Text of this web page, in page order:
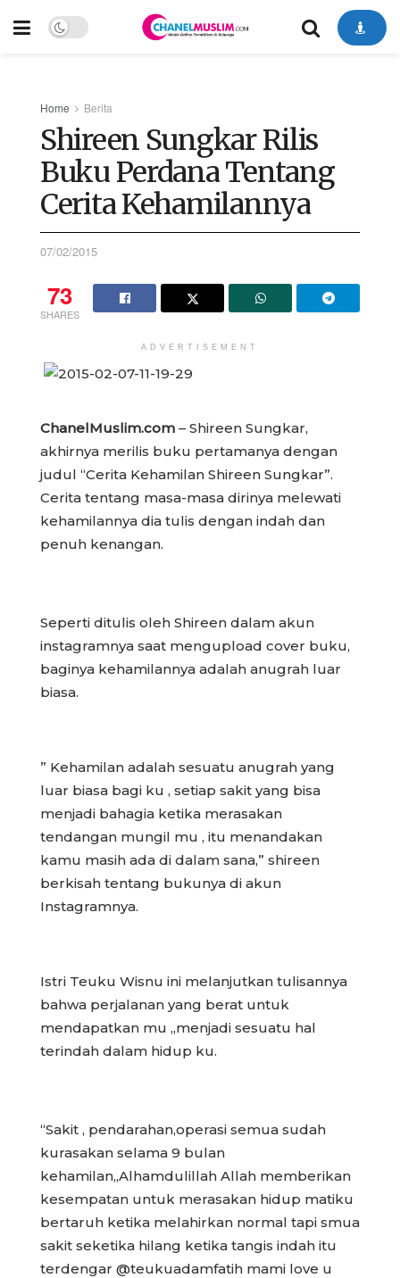
Home Berita
Shireen Sungkar Rilis
Buku Perdana Tentang
Cerita Kehamilannya
07/02/2015
73
SHARES
ADVERTISEMENT
ChanelMuslim.com – Shireen Sungkar,
akhirnya merilis buku pertamanya dengan
judul “Cerita Kehamilan Shireen Sungkar”.
Cerita tentang masa-masa dirinya melewati
kehamilannya dia tulis dengan indah dan
penuh kenangan.
Seperti ditulis oleh Shireen dalam akun
instagramnya saat mengupload cover buku,
baginya kehamilannya adalah anugrah luar
biasa.
” Kehamilan adalah sesuatu anugrah yang
luar biasa bagi ku , setiap sakit yang bisa
menjadi bahagia ketika merasakan
tendangan mungil mu , itu menandakan
kamu masih ada di dalam sana,” shireen
berkisah tentang bukunya di akun
Instagramnya.
Istri Teuku Wisnu ini melanjutkan tulisannya
bahwa perjalanan yang berat untuk
mendapatkan mu ,,menjadi sesuatu hal
terindah dalam hidup ku.
“Sakit , pendarahan,operasi semua sudah
kurasakan selama 9 bulan
kehamilan,,Alhamdulillah Allah memberikan
kesempatan untuk merasakan hidup matiku
bertaruh ketika melahirkan normal tapi smua
sakit seketika hilang ketika tangis indah itu
terdengar @teukuadamfatih mami love u